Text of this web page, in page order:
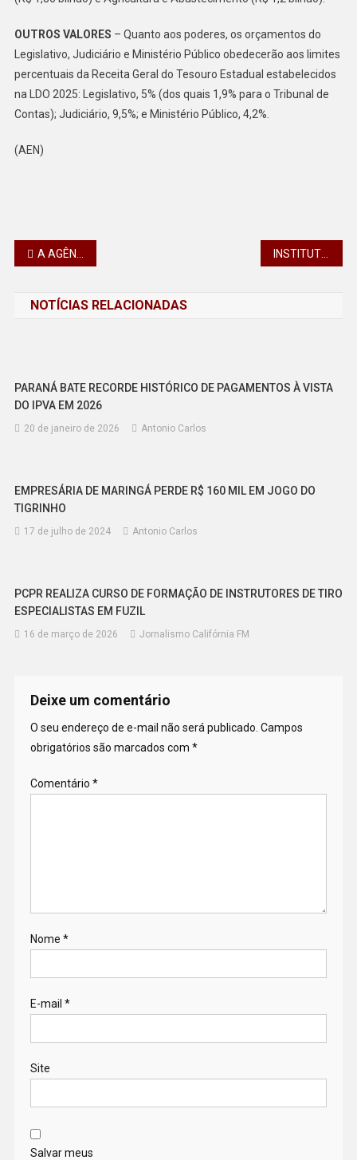
OUTROS VALORES – Quanto aos poderes, os orçamentos do
Legislativo, Judiciário e Ministério Público obedecerão aos limites
percentuais da Receita Geral do Tesouro Estadual estabelecidos
na LDO 2025: Legislativo, 5% (dos quais 1,9% para o Tribunal de
Contas); Judiciário, 9,5%; e Ministério Público, 4,2%.
(AEN)
Navegação
Post
A AGÊNCIA DO TRABALHADOR DE APUCARANA OFERTA 704 VAGAS DE EMPREGO PARA A SEMANA DE 30/09 A 04/10
NOTÍCIAS RELACIONADAS
PARANÁ BATE RECORDE HISTÓRICO DE PAGAMENTOS À VISTA
DO IPVA EM 2026
20 de janeiro de 2026 Antonio Carlos
EMPRESÁRIA DE MARINGÁ PERDE R$ 160 MIL EM JOGO DO
TIGRINHO
17 de julho de 2024 Antonio Carlos
PCPR REALIZA CURSO DE FORMAÇÃO DE INSTRUTORES DE TIRO
ESPECIALISTAS EM FUZIL
16 de março de 2026 Jornalismo Califórnia FM
Deixe um comentário
O seu endereço de e-mail não será publicado. Campos
obrigatórios são marcados com *
Comentário *
Nome *
E-mail *
Site
Salvar meus